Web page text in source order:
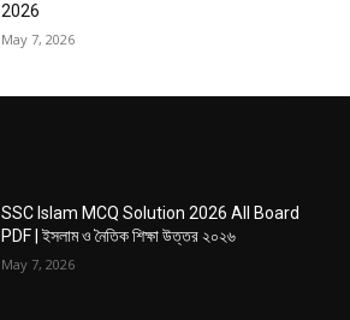
2026
May 7, 2026
SSC Islam MCQ Solution 2026 All Board
PDF | ইসলাম ও নৈতিক শিক্ষা উত্তর ২০২৬
May 7, 2026